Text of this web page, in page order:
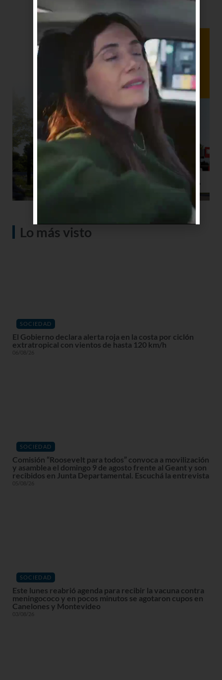
Lo más visto
SOCIEDAD
El Gobierno declara alerta roja en la costa por ciclón
extratropical con vientos de hasta 120 km/h
06/08/26
SOCIEDAD
Comisión “Roosevelt para todos” convoca a movilización
y asamblea el domingo 9 de agosto frente al Geant y son
recibidos en Junta Departamental. Escuchá la entrevista
05/08/26
SOCIEDAD
Este lunes reabrió agenda para recibir la vacuna contra
meningococo y en pocos minutos se agotaron cupos en
Canelones y Montevideo
03/08/26